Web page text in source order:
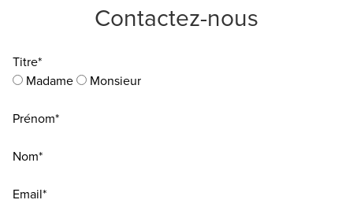
Contactez-nous
Titre*
Madame
Monsieur
Prénom*
Nom*
Email*